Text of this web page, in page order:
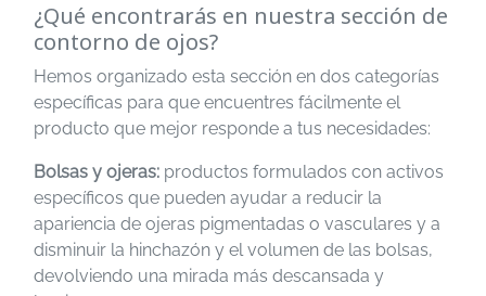
¿Qué encontrarás en nuestra sección de
contorno de ojos?
Hemos organizado esta sección en dos categorías
específicas para que encuentres fácilmente el
producto que mejor responde a tus necesidades:
Bolsas y ojeras: productos formulados con activos
específicos que pueden ayudar a reducir la
apariencia de ojeras pigmentadas o vasculares y a
disminuir la hinchazón y el volumen de las bolsas,
devolviendo una mirada más descansada y